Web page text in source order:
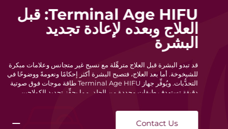
Terminal Age HIFU: قبل
العلاج وبعده لإعادة تجديد
البشرة
قد تبدو البشرة قبل العلاج مترهِّلة مع نسيج غير متجانس وعلامات مبكرة
للشيخوخة. أما بعد العلاج، فتصبح البشرة أكثر إحكامًا ونعومةً ووضوحًا في
التحدُّبات. ويُوفِّر جهاز Terminal Age HIFU طاقة موجات فوق صوتية
دقيقة تستهدف طبقات محددة من الجلد، مما يحفِّز تجديد الكولاجين
Contact Us